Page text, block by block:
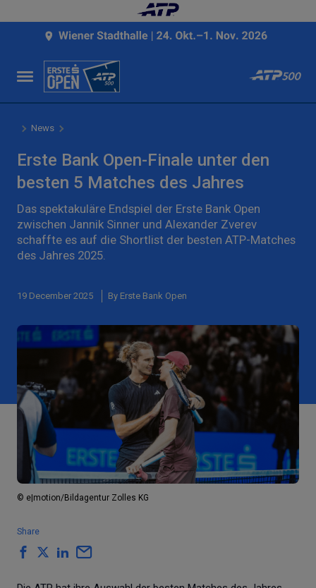
News
Erste Bank Open-Finale unter den
besten 5 Matches des Jahres
Das spektakuläre Endspiel der Erste Bank Open
zwischen Jannik Sinner und Alexander Zverev
schaffte es auf die Shortlist der besten ATP-Matches
des Jahres 2025.
19 December 2025 By Erste Bank Open
© e|motion/Bildagentur Zolles KG
Share